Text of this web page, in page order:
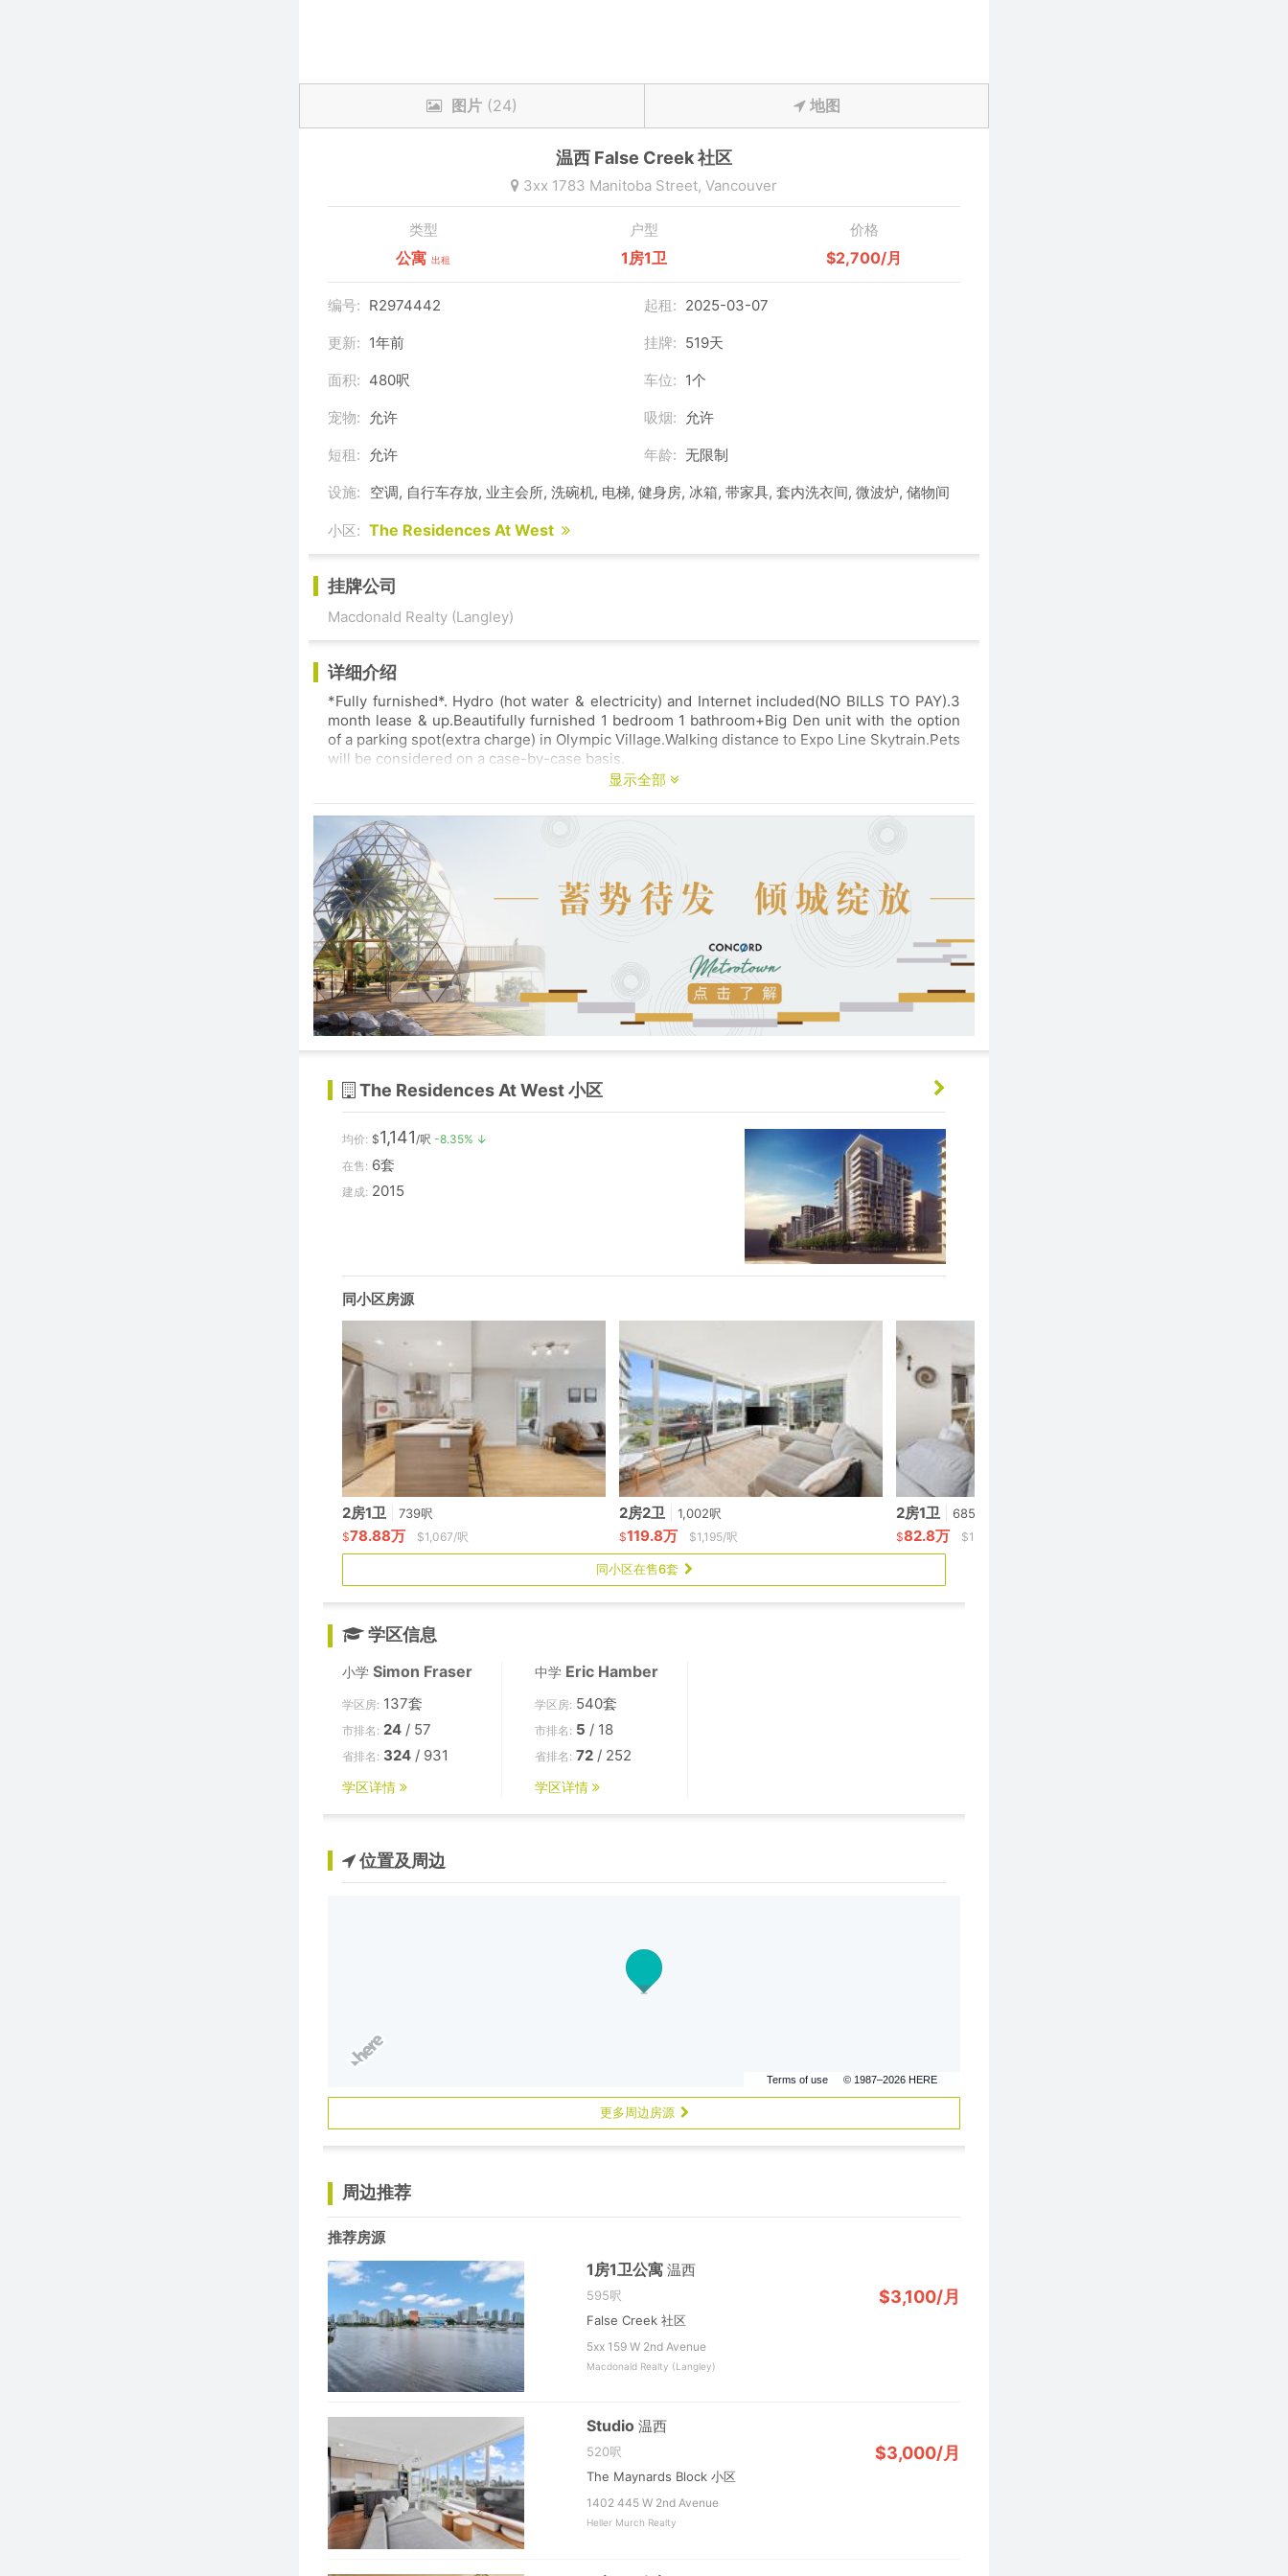
图片 (24) 地图
温西 False Creek社区
3xx 1783 Manitoba Street, Vancouver
类型
公寓 出租
户型
1房1卫
价格
$2,700/月
编号: R2974442 起租: 2025-03-07
更新: 1年前 挂牌: 519天
面积: 480呎 车位: 1个
宠物: 允许 吸烟: 允许
短租: 允许 年龄: 无限制
设施: 空调, 自行车存放, 业主会所, 洗碗机, 电梯, 健身房, 冰箱, 带家具, 套内洗衣间, 微波炉, 储物间
小区: The Residences At West
挂牌公司
Macdonald Realty (Langley)
详细介绍
*Fully furnished*. Hydro (hot water & electricity) and Internet included(NO BILLS TO PAY).3
month lease & up.Beautifully furnished 1 bedroom 1 bathroom+Big Den unit with the option
of a parking spot(extra charge) in Olympic Village.Walking distance to Expo Line Skytrain.Pets
will be considered on a case-by-case basis.
显示全部
The Residences At West 小区
均价: $1,141/呎 -8.35% ↓
在售: 6套
建成: 2015
同小区房源
2房1卫 739呎
$78.88万 $1,067/呎
2房2卫 1,002呎
$119.8万 $1,195/呎
2房1卫 685呎
$82.8万 $1,208/呎
同小区在售6套
学区信息
小学 Simon Fraser
学区房: 137套
市排名: 24 / 57
省排名: 324 / 931
学区详情
中学 Eric Hamber
学区房: 540套
市排名: 5 / 18
省排名: 72 / 252
学区详情
位置及周边
Terms of use © 1987–2026 HERE
更多周边房源
周边推荐
推荐房源
1房1卫公寓 温西
595呎 $3,100/月
False Creek 社区
5xx 159 W 2nd Avenue
Macdonald Realty (Langley)
Studio 温西
520呎 $3,000/月
The Maynards Block 小区
1402 445 W 2nd Avenue
Heller Murch Realty